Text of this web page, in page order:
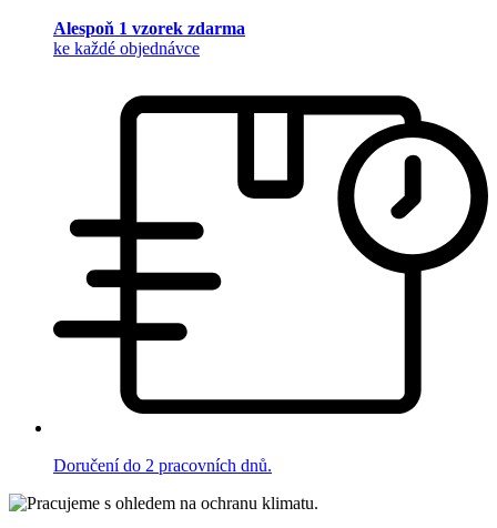
Alespoň 1 vzorek zdarma
ke každé objednávce
Doručení do 2 pracovních dnů.